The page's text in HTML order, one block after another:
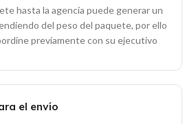
hasta la agencia puede generar un
del peso del paquete, por ello
previamente con su ejecutivo
el envío